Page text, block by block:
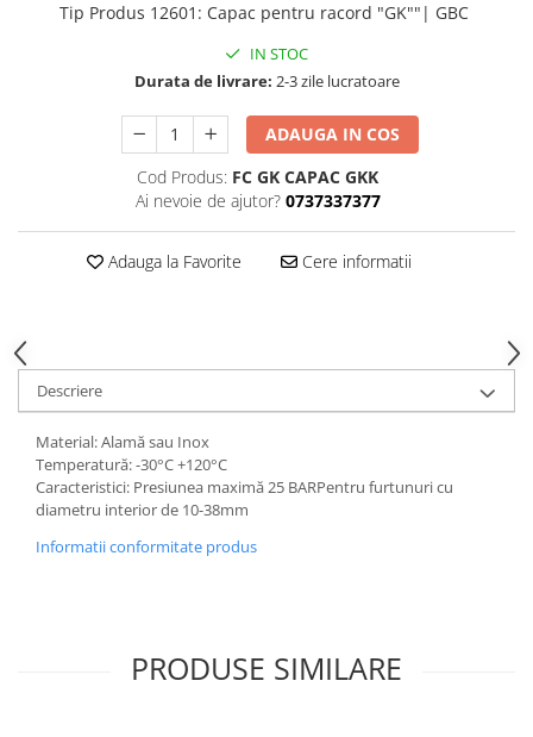
Tip Produs 12601 : Capac pentru racord "GK""| GBC
IN STOC
Durata de livrare: 2-3 zile lucratoare
ADAUGA IN COS
Cod Produs: FC GK CAPAC GKK
Ai nevoie de ajutor? 0737337377
Adauga la Favorite Cere informatii
Descriere
Material: Alamă sau Inox
Temperatură: -30°C +120°C
Caracteristici: Presiunea maximă 25 BARPentru furtunuri cu
diametru interior de 10-38mm
Informatii conformitate produs
PRODUSE SIMILARE